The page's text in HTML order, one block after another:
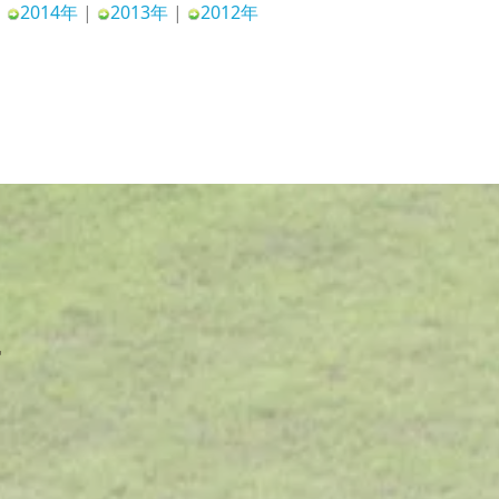
2014年 | 2013年 | 2012年